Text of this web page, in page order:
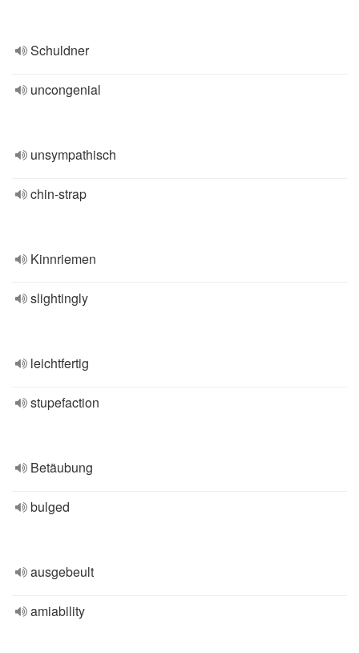
Schuldner
uncongenial
unsympathisch
chin-strap
Kinnriemen
slightingly
leichtfertig
stupefaction
Betäubung
bulged
ausgebeult
amiability